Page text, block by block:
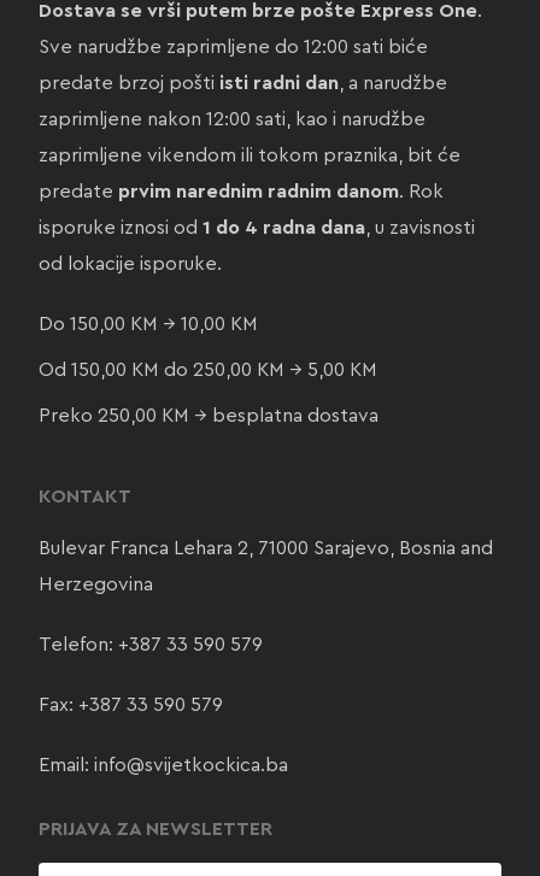
Dostava se vrši putem brze pošte Express One.
Sve narudžbe zaprimljene do 12:00 sati biće
predate brzoj pošti isti radni dan, a narudžbe
zaprimljene nakon 12:00 sati, kao i narudžbe
zaprimljene vikendom ili tokom praznika, bit će
predate prvim narednim radnim danom. Rok
isporuke iznosi od 1 do 4 radna dana, u zavisnosti
od lokacije isporuke.
Do 150,00 KM → 10,00 KM
Od 150,00 KM do 250,00 KM → 5,00 KM
Preko 250,00 KM → besplatna dostava
KONTAKT
Bulevar Franca Lehara 2, 71000 Sarajevo, Bosnia and
Herzegovina
Telefon: +387 33 590 579
Fax: +387 33 590 579
Email: info@svijetkockica.ba
PRIJAVA ZA NEWSLETTER